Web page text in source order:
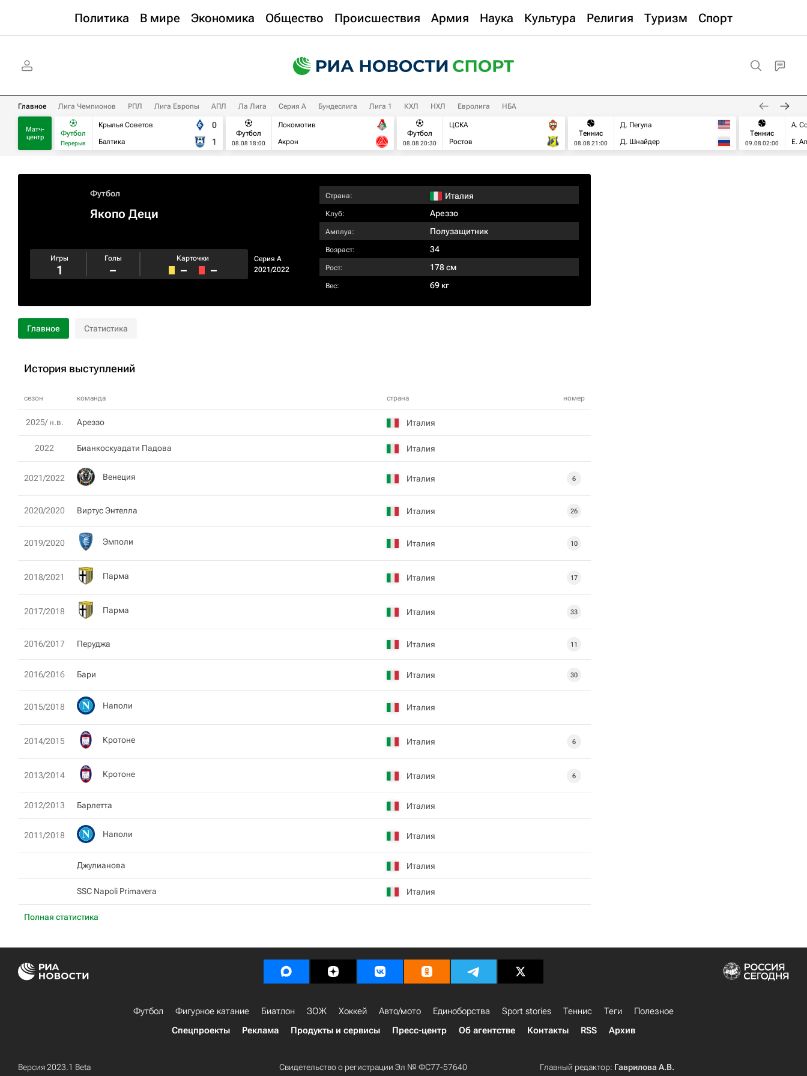
Политика В мире Экономика Общество Происшествия Армия Наука Культура Религия Туризм Спорт
Главное Лига Чемпионов РПЛ Лига Европы АПЛ Ла Лига Серия А Бундеслига Лига 1 КХЛ НХЛ Евролига НБА
Матч-
центр
Футбол
Перерыв
Крылья Советов
Балтика
0
1
Футбол
08.08 18:00
Локомотив
Акрон
Футбол
08.08 20:30
ЦСКА
Ростов
Теннис
08.08 21:00
Д. Пегула
Д. Шнайдер
Теннис
09.08 02:00
А.
Е.
Футбол
Якопо Деци
Серия А
2021/2022
Игры
1
Голы
–
Карточки
– –
Страна: Италия
Клуб: Ареззо
Амплуа: Полузащитник
Возраст: 34
Рост: 178 см
Вес: 69 кг
Главное Статистика
История выступлений
сезон команда страна номер
Полная статистика
2025/ н.в. Ареззо Италия
2022 Бианкоскуадати Падова Италия
2021/2022 Венеция Италия 6
2020/2020 Виртус Энтелла Италия 26
2019/2020 Эмполи Италия 10
2018/2021 Парма Италия 17
2017/2018 Парма Италия 33
2016/2017 Перуджа Италия 11
2016/2016 Бари Италия 30
2015/2018 Наполи Италия
2014/2015 Кротоне Италия 6
2013/2014 Кротоне Италия 6
2012/2013 Барлетта Италия
2011/2018 Наполи Италия
Джулианова Италия
SSC Napoli Primavera Италия
Футбол Фигурное катание Биатлон ЗОЖ Хоккей Авто/мото Единоборства Sport stories Теннис Теги
Полезное
Спецпроекты
Реклама Продукты и сервисы Пресс-центр Об агентстве Контакты RSS Архив
Версия 2023.1 Beta
Свидетельство о регистрации Эл № ФС77-57640
Главный редактор: Гаврилова А.В.